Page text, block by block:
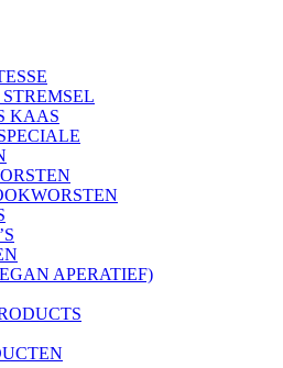
KAAS
APERATIEF)